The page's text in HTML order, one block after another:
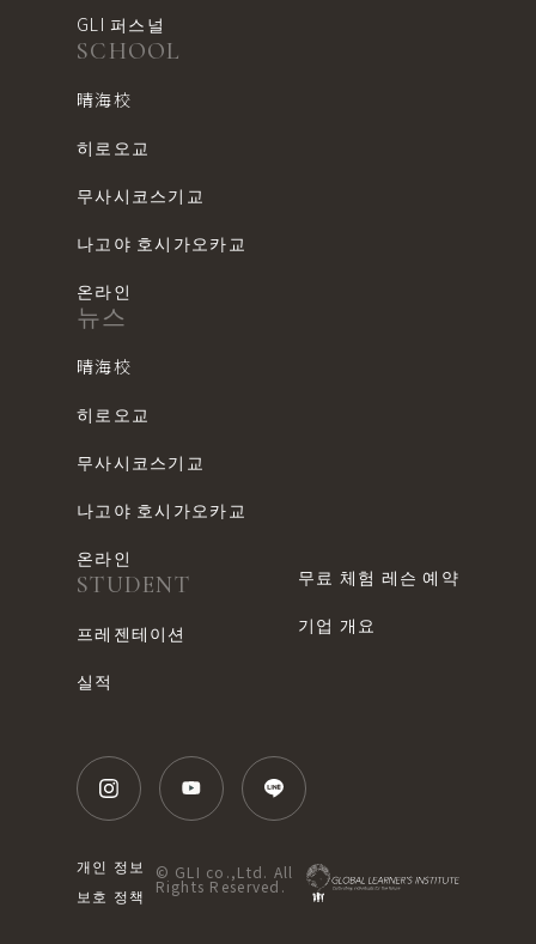
GLI 퍼스널
SCHOOL
晴海校
히로오교
무사시코스기교
나고야 호시가오카교
온라인
뉴스
晴海校
히로오교
무사시코스기교
나고야 호시가오카교
온라인
STUDENT
프레젠테이션
실적
무료 체험 레슨 예약
기업 개요
개인 정보
보호 정책
© GLI co.,Ltd. All
Rights Reserved.